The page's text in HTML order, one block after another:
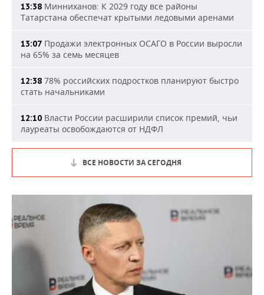
13:38 Минниханов: К 2029 году все районы
Татарстана обеспечат крытыми ледовыми аренами
13:07 Продажи электронных ОСАГО в России выросли
на 65% за семь месяцев
12:38 78% российских подростков планируют быстро
стать начальниками
12:10 Власти России расширили список премий, чьи
лауреаты освобождаются от НДФЛ
ВСЕ НОВОСТИ ЗА СЕГОДНЯ